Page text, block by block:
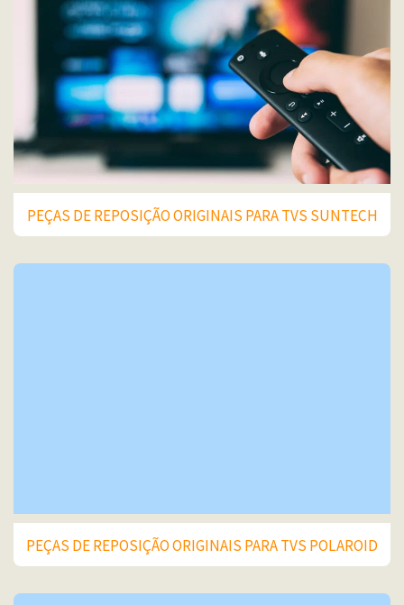
PEÇAS DE REPOSIÇÃO ORIGINAIS PARA TVS SUNTECH
PEÇAS DE REPOSIÇÃO ORIGINAIS PARA TVS POLAROID